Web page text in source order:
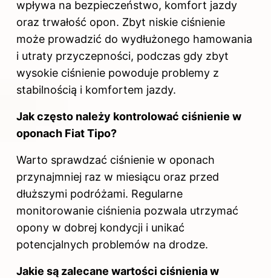
wpływa na bezpieczeństwo, komfort jazdy
oraz trwałość opon. Zbyt niskie ciśnienie
może prowadzić do wydłużonego hamowania
i utraty przyczepności, podczas gdy zbyt
wysokie ciśnienie powoduje problemy z
stabilnością i komfortem jazdy.
Jak często należy kontrolować ciśnienie w
oponach Fiat Tipo?
Warto sprawdzać ciśnienie w oponach
przynajmniej raz w miesiącu oraz przed
dłuższymi podróżami. Regularne
monitorowanie ciśnienia pozwala utrzymać
opony w dobrej kondycji i unikać
potencjalnych problemów na drodze.
Jakie są zalecane wartości ciśnienia w